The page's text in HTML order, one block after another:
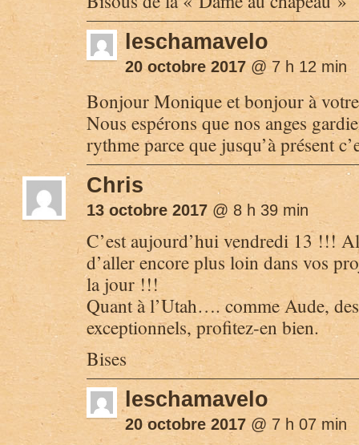
leschamavelo
20 octobre 2017@ 7 h 12 min
Bonjour Monique et bonjour à
Nous espérons que nos anges
rythme parce que jusqu’à présent
Chris
13 octobre 2017 @ 8 h 39 min
C’est aujourd’hui vendredi 13 !!!
d’aller encore plus loin dans vos
la jour !!!
Quant à l’Utah…. comme Aude,
exceptionnels, profitez-en bien.
Bises
leschamavelo
20 octobre 2017 @ 7 h 07 min